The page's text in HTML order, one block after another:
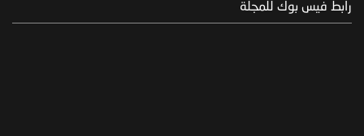
رابط فيس بوك للمجلة